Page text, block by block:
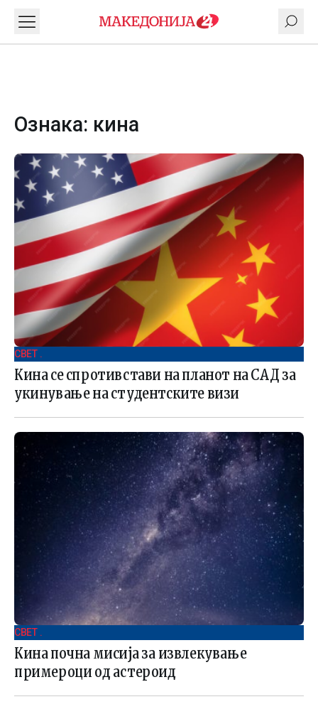
Ознака: кина
СВЕТ .
Кина се спротивстави на планот на САД за
укинување на студентските визи
СВЕТ .
Кина почна мисија за извлекување
примероци од астероид